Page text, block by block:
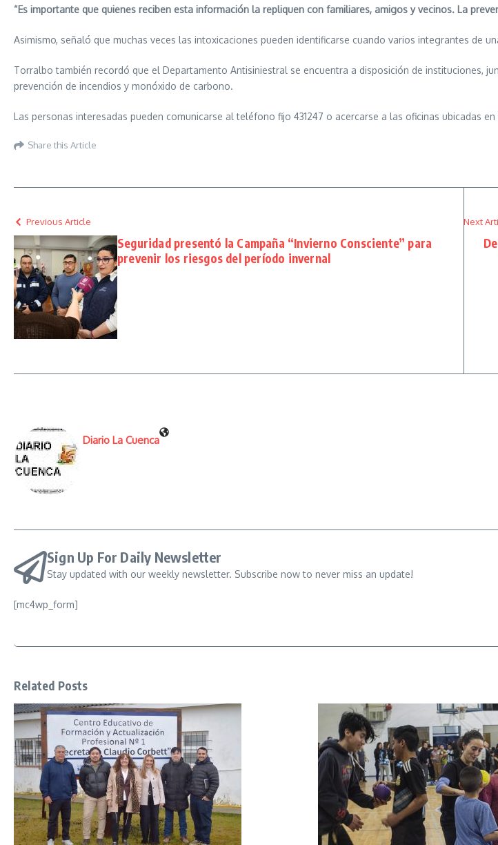
“Es importante que quienes reciben esta información la repliquen con familiares, amigos y vecinos. La
Asimismo, señaló que muchas veces las intoxicaciones pueden identificarse cuando varios integrantes de
Torralbo también recordó que el Departamento Antisiniestral se encuentra a disposición de instituciones,
prevención de incendios y monóxido de carbono.
Las personas interesadas pueden comunicarse al teléfono fijo 431247 o acercarse a las oficinas ubicadas
Share this Article
Previous Article
Seguridad presentó la Campaña “Invierno Consciente” para
prevenir los riesgos del período invernal
Next
Diario La Cuenca
Sign Up For Daily Newsletter
Stay updated with our weekly newsletter. Subscribe now to never miss an update!
[mc4wp_form]
Related Posts